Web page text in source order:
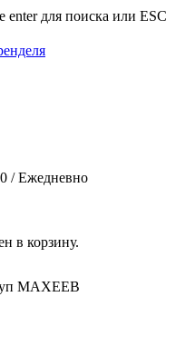
enter для поиска или ESC
/ Eжедневно
в корзину.
МАХЕЕВ